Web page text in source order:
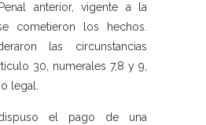
anterior, vigente a la
cometieron los hechos.
las circunstancias
30, numerales 7,8 y 9,
legal.
el pago de una